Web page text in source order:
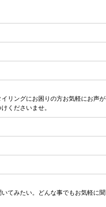
リングにお困りの方お気軽にお声が
くださいませ。
てみたい。どんな事でもお気軽に聞